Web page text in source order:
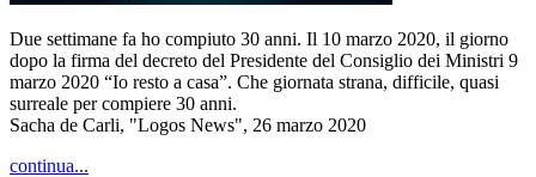
Due settimane fa ho compiuto 30 anni. Il 10 marzo 2020, il giorno
dopo la firma del decreto del Presidente del Consiglio dei Ministri 9
marzo 2020 “Io resto a casa”. Che giornata strana, difficile, quasi
surreale per compiere 30 anni.
Sacha de Carli, "Logos News", 26 marzo 2020
continua...